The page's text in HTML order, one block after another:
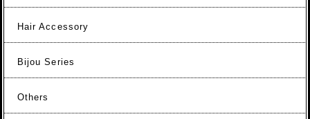
Hair Accessory
Bijou Series
Others